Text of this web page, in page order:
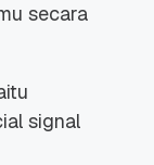
secara
signal